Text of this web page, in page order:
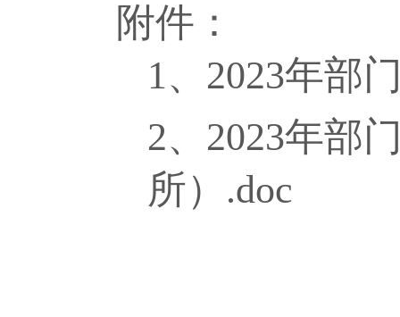
附件：
1、2023年部
2、2023年部
所）.doc